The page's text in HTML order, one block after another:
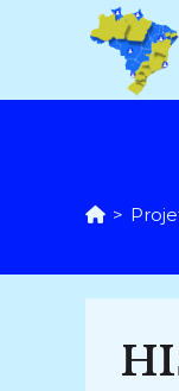
conteúdo
>